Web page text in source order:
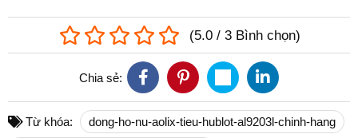
(5.0 / 3 Bình chọn)
Chia sẻ:
Từ khóa:
dong-ho-nu-aolix-tieu-hublot-al9203l-chinh-hang